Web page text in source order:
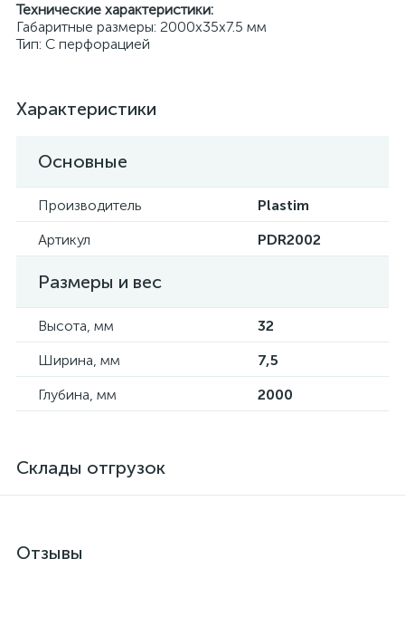
Технические характеристики:
Габаритные размеры: 2000х35х7.5 мм
Тип: С перфорацией
Характеристики
Основные
Производитель
Plastim
Артикул
PDR2002
Размеры и вес
Высота, мм
32
Ширина, мм
7,5
Глубина, мм
2000
Склады отгрузок
Отзывы